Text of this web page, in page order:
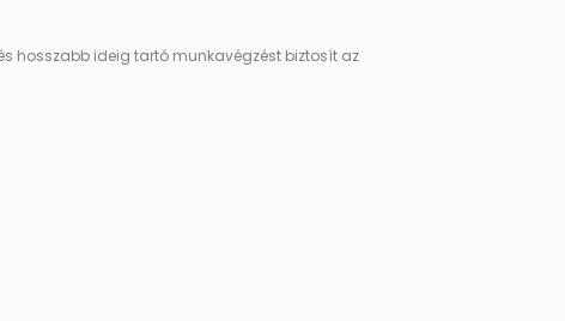
hosszabb ideig tartó munkavégzést biztosít az